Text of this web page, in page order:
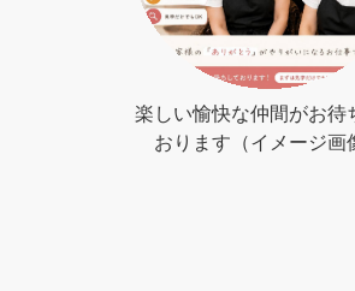
楽しい愉快な仲間がお待
おります（イメージ画